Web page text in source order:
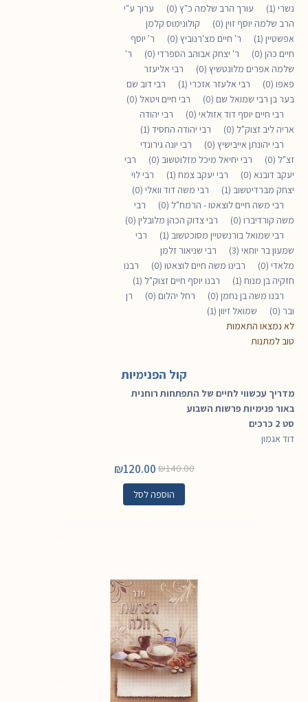
נשרי (1)
עורך הרב שלמה כ"ץ (0)
ערוך ע"י
הרב שלמה יוסף זוין (0)
קולונימוס קלמן
אפשטיין (1)
ר' חיים מצ'רנוביץ (0)
ר' יוסף
חיים כהן (0)
ר' יצחק אבוהב הספרדי (0)
ר'
שלמה אפרים מלונטשיץ (0)
רבי אליעזר
פאפו (0)
רבי אלעזר אזכרי (1)
רבי דוב שם
בער בן רבי שמואל שם (0)
רבי חיים ויטאל (0)
רבי חיים יוסף דוד אזולאי (0)
רבי יהודה
אריה ליב זצוק"ל (0)
רבי יהודה החסיד (1)
רבי יהונתן אייבישיץ (0)
רבי יונה גירונדי
זצ"ל (0)
רבי יחיאל מיכל מזלוטשוב (0)
רבי
יעקב דובנא (0)
רבי יעקב צמח (1)
רבי לוי
יצחק מברדיטשוב (1)
רבי משה דוד וואלי (0)
רבי משה חיים לוצאטו - הרמח"ל (0)
רבי
משה קורדיברו (0)
רבי צדוק הכהן מלובלין (0)
רבי שמואל בורנשטיין מסוכטשוב (1)
רבי
שמעון בר יוחאי (3)
רבי שניאור זלמן
מלאדי (0)
רבינו משה חיים לוצאטו (0)
רבנו
חזקיה בן מנוח (1)
רבנו יוסף חיים זצוק"ל (1)
רבנו משה בן נחמן (0)
רחל יהלום (0)
רן
ובר (0)
שמואל זיוון (1)
לא נמצאו התאמות
טוב למתנות
קול הפנימיות
מדריך עכשווי לחיים של התפתחות רוחנית
באור פנימיות פרשות השבוע
סט 2 כרכים
דוד אגמון
₪140.00
₪120.00
הוספה לסל